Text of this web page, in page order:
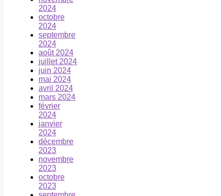
2024
octobre
2024
septembre
2024
août 2024
juillet 2024
juin 2024
mai 2024
avril 2024
mars 2024
février
2024
janvier
2024
décembre
2023
novembre
2023
octobre
2023